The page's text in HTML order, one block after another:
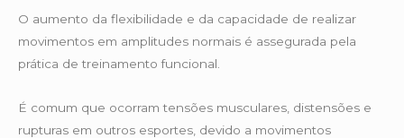
O aumento da flexibilidade e da capacidade de realizar
movimentos em amplitudes normais é assegurada pela
prática de treinamento funcional.
É comum que ocorram tensões musculares, distensões e
rupturas em outros esportes, devido a movimentos